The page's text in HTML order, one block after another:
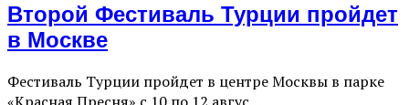
Второй Фестиваль Турции пройдет
в Москве
Фестиваль Турции пройдет в центре Москвы в парке
«Красная Пресня» с 10 по 12 авгус…